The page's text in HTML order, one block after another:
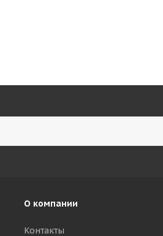
О компании
Контакты